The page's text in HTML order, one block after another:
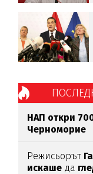
НАП откри
Черноморие
Режисьорът
искаше да